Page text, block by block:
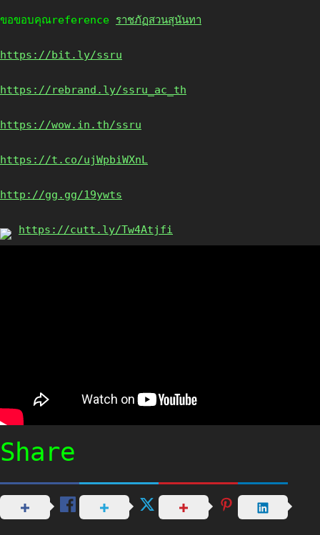
ขอขอบคุณreference ราชภัฏสวนสุนันทา
https://bit.ly/ssru
https://rebrand.ly/ssru_ac_th
https://wow.in.th/ssru
https://t.co/ujWpbiWXnL
http://gg.gg/19ywts
https://cutt.ly/Tw4Atjfi
Share